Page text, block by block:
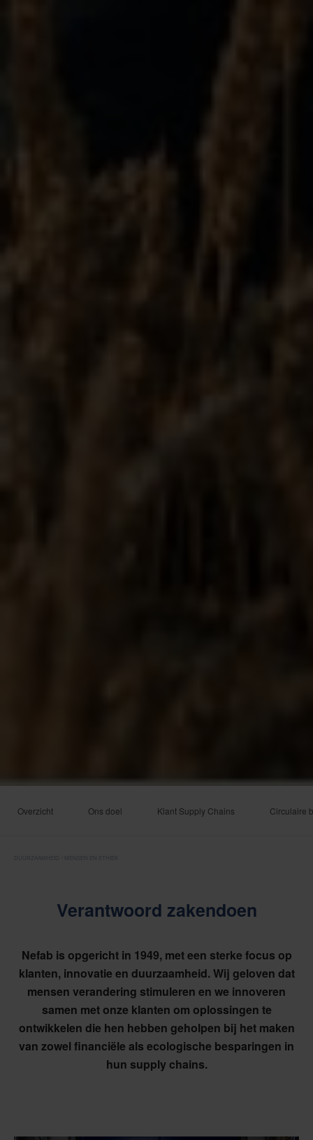
Overzicht Ons doel Klant Supply Chains Circulaire
DUURZAAMHEID MENSEN EN ETHIEK
Verantwoord zakendoen
Nefab is opgericht in 1949, met een sterke focus op
klanten, innovatie en duurzaamheid. Wij geloven dat
mensen verandering stimuleren en we innoveren
samen met onze klanten om oplossingen te
ontwikkelen die hen hebben geholpen bij het maken
van zowel financiële als ecologische besparingen in
hun supply chains.